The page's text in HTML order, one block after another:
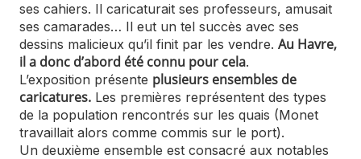
ses cahiers. Il caricaturait ses professeurs, amusait
ses camarades… Il eut un tel succès avec ses
dessins malicieux qu’il finit par les vendre. Au Havre,
il a donc d’abord été connu pour cela.
L’exposition présente plusieurs ensembles de
caricatures. Les premières représentent des types
de la population rencontrés sur les quais (Monet
travaillait alors comme commis sur le port).
Un deuxième ensemble est consacré aux notables